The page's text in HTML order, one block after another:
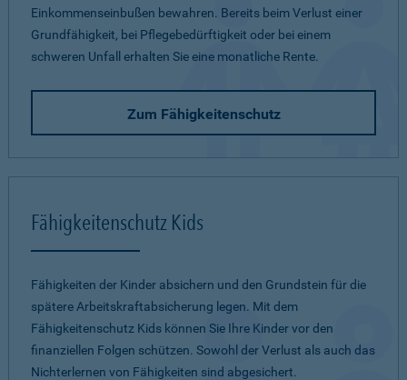
Einkommenseinbußen bewahren. Bereits beim Verlust einer
Grundfähigkeit, bei Pflegebedürftigkeit oder bei einem
schweren Unfall erhalten Sie eine monatliche Rente.
Zum Fähigkeitenschutz
Fähigkeitenschutz Kids
Fähigkeiten der Kinder absichern und den Grundstein für die
spätere Arbeitskraftabsicherung legen. Mit dem
Fähigkeitenschutz Kids können Sie Ihre Kinder vor den
finanziellen Folgen schützen. Sowohl der Verlust als auch das
Nichterlernen von Fähigkeiten sind abgesichert.